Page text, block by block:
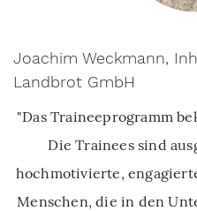
Joachim Weckmann,
Landbrot GmbH
"Das Traineeprogramm
Die Trainees sind
hochmotivierte,
Menschen, die in den